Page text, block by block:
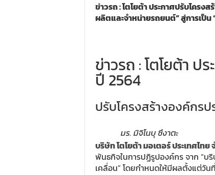
ข่าวรถ : โตโยต้า ประกาศปรับโคร
ผลิตและจำหน่ายรถยนต์” สู่การเป็
ข่าวรถ : โตโยต้า ป
ปี 2564
ปรับโครงสร้างองค์กรป
มร. มิจิโนบุ ซึงาตะ
บริษัท โตโยต้า มอเตอร์ ประเทศไทย
พันธกิจในการปฏิรูปองค์กร จาก “บ
เคลื่อน” โดยกำหนดให้มีผลตั้งแต่วัน